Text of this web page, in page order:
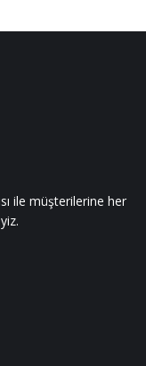
ile müşterilerine her